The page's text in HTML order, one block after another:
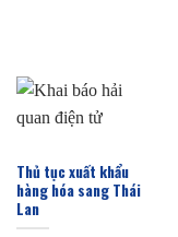
Thủ tục xuất khẩu
hàng hóa sang Thái
Lan